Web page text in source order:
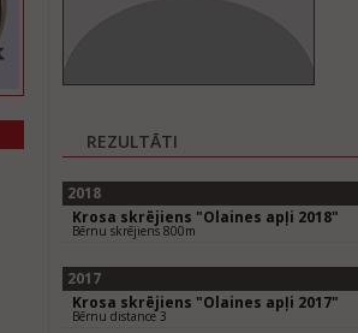
REZULTĀTI
2018
Krosa skrējiens "Olaines apļi 2018"
Bērnu skrējiens 800m
2017
Krosa skrējiens "Olaines apļi 2017"
Bērnu distance 3